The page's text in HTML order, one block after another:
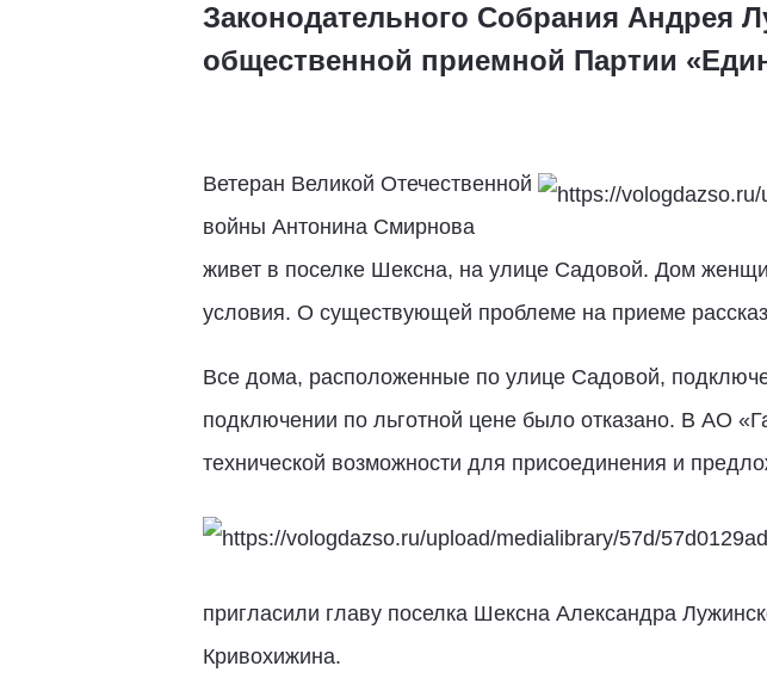
Законодательного Собрания Андрея
общественной приемной Партии
Ветеран Великой Отечественной
войны Антонина Смирнова
живет в поселке Шексна, на улице Садовой. Дом
условия. О существующей проблеме на приеме
Все дома, расположенные по улице Садовой,
подключении по льготной цене было отказано. В АО
технической возможности для присоединения и
пригласили главу поселка Шексна Александра
Кривохижина.